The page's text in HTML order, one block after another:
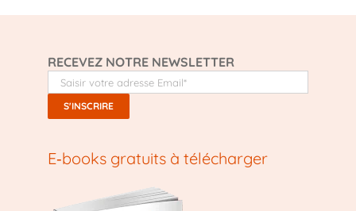
RECEVEZ NOTRE NEWSLETTER
E‑books gratuits à télécharger